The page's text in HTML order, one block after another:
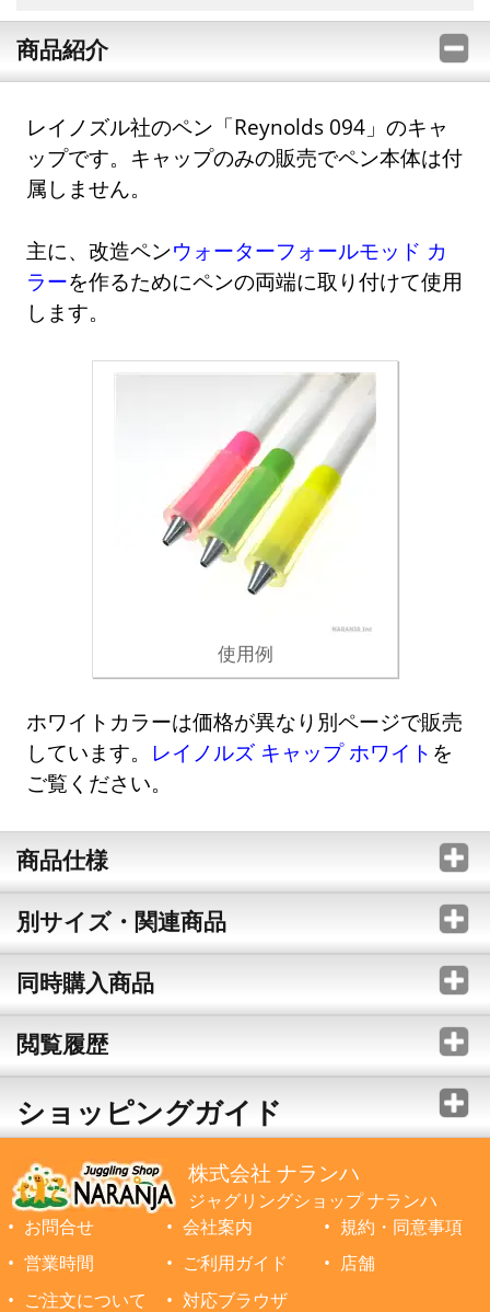
商品紹介
レイノズル社のペン「Reynolds 094」のキャ
ップです。キャップのみの販売でペン本体は付
属しません。
主に、改造ペンウォーターフォールモッド カ
ラーを作るためにペンの両端に取り付けて使用
します。
使用例
ホワイトカラーは価格が異なり別ページで販売
しています。 レイノルズ キャップ ホワイト を
ご覧ください。
商品仕様
別サイズ・関連商品
同時購入商品
閲覧履歴
ショッピングガイド
株式会社 ナランハ
ジャグリングショップ ナランハ
お問合せ
会社案内
規約・同意事項
営業時間
ご利用ガイド
店舗
ご注文について
対応ブラウザ